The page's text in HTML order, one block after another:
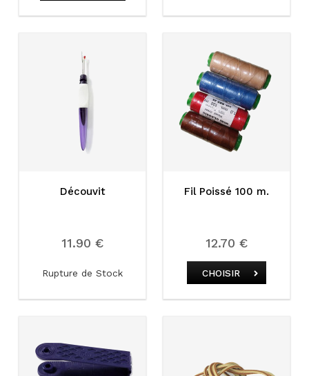
Découvit
11.90 €
Rupture de Stock
Fil Poissé 100 m.
12.70 €
CHOISIR